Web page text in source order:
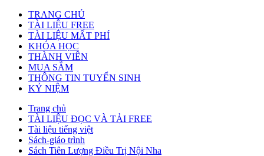
TRANG CHỦ
TÀI LIỆU FREE
TÀI LIỆU MẤT PHÍ
KHÓA HỌC
THÀNH VIÊN
MUA SẮM
THÔNG TIN TUYỂN SINH
KỶ NIỆM
Trang chủ
TÀI LIỆU ĐỌC VÀ TẢI FREE
Tài liệu tiếng việt
Sách-giáo trình
Sách Tiên Lượng Điều Trị Nội Nha